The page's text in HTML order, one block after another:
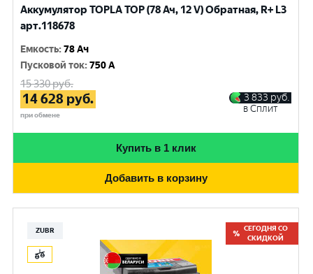
Аккумулятор TOPLA TOP (78 Ач, 12 V) Обратная, R+ L3
арт.118678
Емкость:78 Ач
Пусковой ток:750 A
15 330руб.
14 628 руб.
при обмене
3 833 руб.
в Сплит
Купить в 1 клик
Добавить в корзину
ZUBR
СЕГОДНЯ СО
СКИДКОЙ